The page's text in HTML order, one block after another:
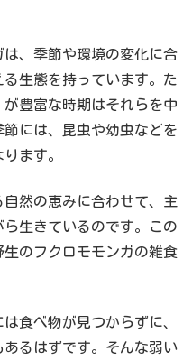
、季節や環境の変化に合
生態を持っています。た
豊富な時期はそれらを中
には、昆虫や幼虫などを
ます。
然の恵みに合わせて、主
生きているのです。この
のフクロモモンガの雑食
食べ物が見つからずに、
あるはずです。そんな弱い